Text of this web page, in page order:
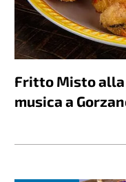
Fritto Misto alla
musica a